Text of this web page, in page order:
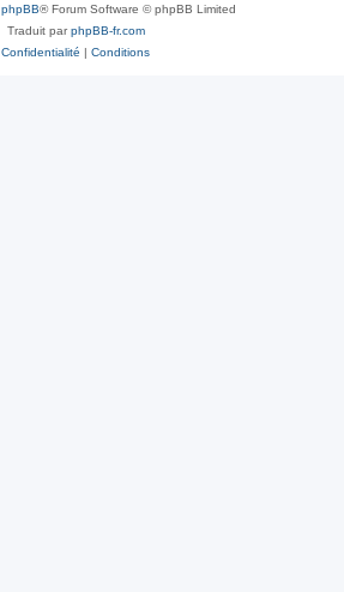
phpBB® Forum Software © phpBB Limited
Traduit parphpBB-fr.com
Confidentialité | Conditions